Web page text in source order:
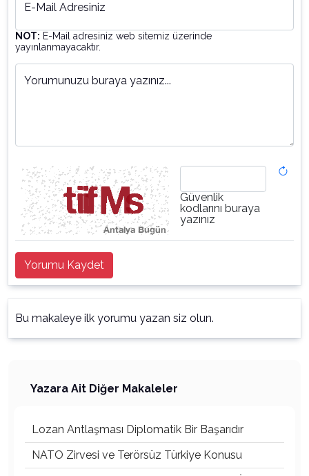
E-Mail Adresiniz
NOT: E-Mail adresiniz web sitemiz üzerinde
yayınlanmayacaktır.
Yorumunuzu buraya yazınız...
Güvenlik
kodlarını buraya
yazınız
Yorumu Kaydet
Bu makaleye ilk yorumu yazan siz olun.
Yazara Ait Diğer Makaleler
Lozan Antlaşması Diplomatik Bir Başarıdır
NATO Zirvesi ve Terörsüz Türkiye Konusu